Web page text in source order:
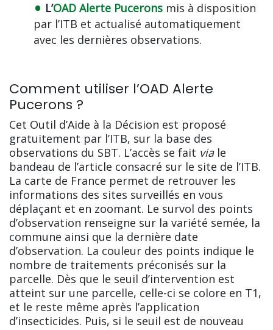
L’OAD Alerte Pucerons mis à disposition
par l’ITB et actualisé automatiquement
avec les dernières observations.
Comment utiliser l’OAD Alerte
Pucerons ?
Cet Outil d’Aide à la Décision est proposé
gratuitement par l’ITB, sur la base des
observations du SBT. L’accès se fait via le
bandeau de l’article consacré sur le site de l’ITB.
La carte de France permet de retrouver les
informations des sites surveillés en vous
déplaçant et en zoomant. Le survol des points
d’observation renseigne sur la variété semée, la
commune ainsi que la dernière date
d’observation. La couleur des points indique le
nombre de traitements préconisés sur la
parcelle. Dès que le seuil d’intervention est
atteint sur une parcelle, celle-ci se colore en T1,
et le reste même après l’application
d’insecticides. Puis, si le seuil est de nouveau